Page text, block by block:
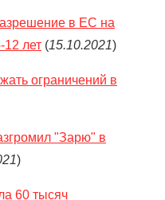
в ЕС на
12 лет (15.10.2021)
ограничений в
"Зарю" в
)
60 тысяч